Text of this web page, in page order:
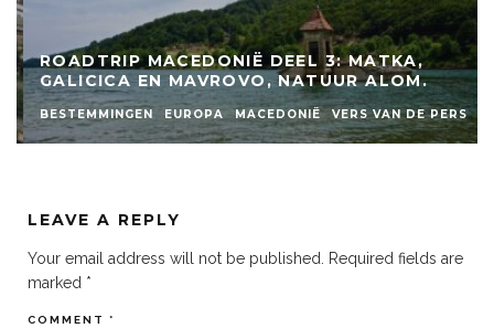
ROADTRIP MACEDONIË DEEL 3: MATKA,
GALICICA EN MAVROVO, NATUUR ALOM.
BESTEMMINGEN EUROPA MACEDONIË VERS VAN DE PERS
LEAVE A REPLY
Your email address will not be published.
Required fields are
marked *
COMMENT *